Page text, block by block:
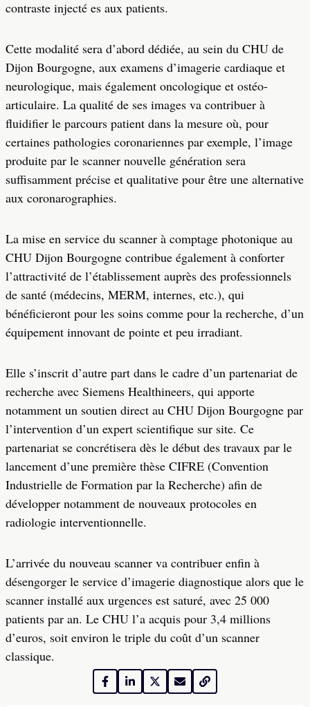
contraste injecté es aux patients.
Cette modalité sera d’abord dédiée, au sein du CHU de
Dijon Bourgogne, aux examens d’imagerie cardiaque et
neurologique, mais également oncologique et ostéo-
articulaire. La qualité de ses images va contribuer à
fluidifier le parcours patient dans la mesure où, pour
certaines pathologies coronariennes par exemple, l’image
produite par le scanner nouvelle génération sera
suffisamment précise et qualitative pour être une alternative
aux coronarographies.
La mise en service du scanner à comptage photonique au
CHU Dijon Bourgogne contribue également à conforter
l’attractivité de l’établissement auprès des professionnels
de santé (médecins, MERM, internes, etc.), qui
bénéficieront pour les soins comme pour la recherche, d’un
équipement innovant de pointe et peu irradiant.
Elle s’inscrit d’autre part dans le cadre d’un partenariat de
recherche avec Siemens Healthineers, qui apporte
notamment un soutien direct au CHU Dijon Bourgogne par
l’intervention d’un expert scientifique sur site. Ce
partenariat se concrétisera dès le début des travaux par le
lancement d’une première thèse CIFRE (Convention
Industrielle de Formation par la Recherche) afin de
développer notamment de nouveaux protocoles en
radiologie interventionnelle.
L’arrivée du nouveau scanner va contribuer enfin à
désengorger le service d’imagerie diagnostique alors que le
scanner installé aux urgences est saturé, avec 25 000
patients par an. Le CHU l’a acquis pour 3,4 millions
d’euros, soit environ le triple du coût d’un scanner
classique.